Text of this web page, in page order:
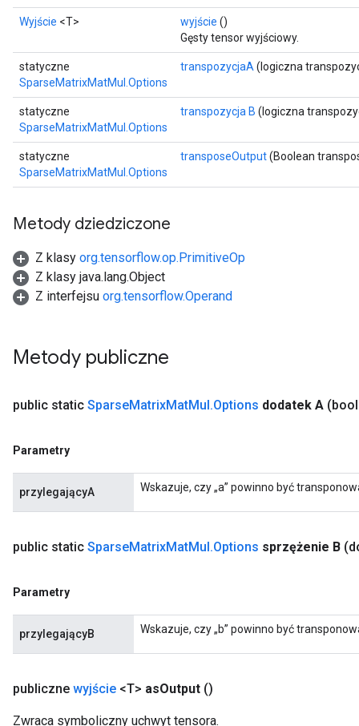
Wyjście <T> wyjście ()
Gęsty tensor wyjściowy.
statyczne
SparseMatrixMatMul.Options
transpozycjaA (logiczna
statyczne
SparseMatrixMatMul.Options
transpozycja B (logiczna
statyczne
SparseMatrixMatMul.Options
transposeOutput(Boolean
Metody dziedziczone
Z klasy org.tensorflow.op.PrimitiveOp
Z klasy java.lang.Object
Z interfejsu org.tensorflow.Operand
Metody publiczne
public static SparseMatrixMatMul.Options dodatek A
Parametry
przylegającyA Wskazuje, czy „a” powinno być
public static SparseMatrixMatMul.Options sprzężenie B
Parametry
przylegającyB Wskazuje, czy „b” powinno być
publiczne wyjście <T> asOutput ()
Zwraca symboliczny uchwyt tensora.